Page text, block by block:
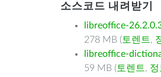
소스코드 내려받기
libreoffice-
278 MB ( 토렌트,
libreoffice-
59 MB ( 토렌트, 정